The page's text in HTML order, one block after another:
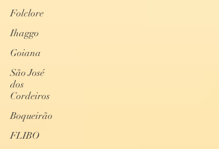
Folclore
Ihaggo
Goiana
São José
dos
Cordeiros
Boqueirão
FLIBO